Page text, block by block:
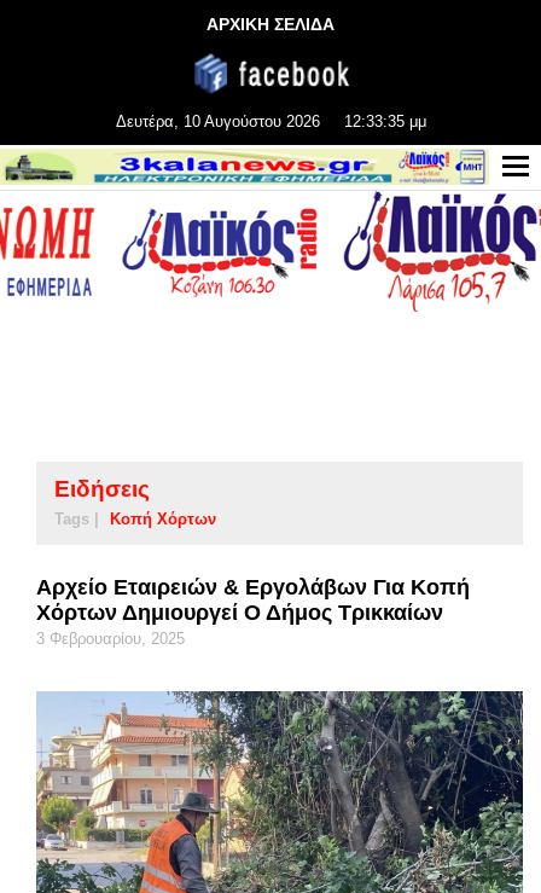
ΑΡΧΙΚΗ ΣΕΛΙΔΑ
Δευτέρα, 10 Αυγούστου 2026 12:33:36 μμ
Ειδήσεις
Tags | Κοπή Χόρτων
Αρχείο Εταιρειών & Εργολάβων Για Κοπή
Χόρτων Δημιουργεί Ο Δήμος Τρικκαίων
3 Φεβρουαρίου, 2025